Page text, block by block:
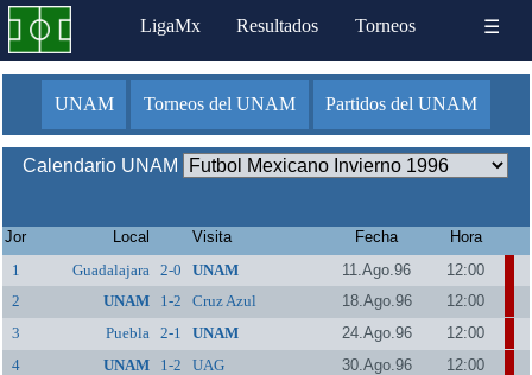
LigaMx Resultados Torneos ☰
UNAM Torneos del UNAM Partidos del UNAM
Calendario UNAM
Jor Local Visita Fecha
Hora
1
Guadalajara 2-0 UNAM 11.Ago.96
12:00
2
UNAM 1-2 Cruz Azul 18.Ago.96
12:00
3
Puebla 2-1 UNAM 24.Ago.96
12:00
4
UNAM 1-2 UAG 30.Ago.96
12:00